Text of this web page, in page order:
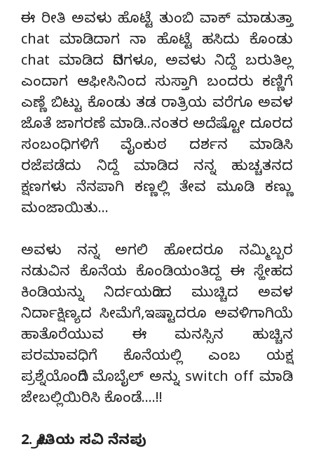
ಈ ರೀತಿ ಅವಳು ಹೊಟ್ಟೆ ತುಂಬಿ ವಾಕ್ ಮಾಡುತ್ತಾ
chat ಮಾಡಿದಾಗ ನಾ ಹೊಟ್ಟೆ ಹಸಿದು ಕೊಂಡು
chat ಮಾಡಿದ ದಿನಗಳೂ, ಅವಳು ನಿದ್ದೆ ಬರುತಿಲ್ಲ
ಎಂದಾಗ ಆಫೀಸಿನಿಂದ ಸುಸ್ತಾಗಿ ಬಂದರು ಕಣ್ಣಿಗೆ
ಎಣ್ಣೆ ಬಿಟ್ಟು ಕೊಂಡು ತಡ ರಾತ್ರಿಯ ವರೆಗೂ ಅವಳ
ಜೊತೆ ಜಾಗರಣೆ ಮಾಡಿ..ನಂತರ ಅದೆಷ್ಟೋ ದೂರದ
ಸಂಬಂಧಿಗಳಿಗೆ ವೈಂಕುಠ ದರ್ಶನ ಮಾಡಿಸಿ
ರಜೆಪಡೆದು ನಿದ್ದೆ ಮಾಡಿದ ನನ್ನ ಹುಚ್ಚತನದ
ಕ್ಷಣಗಳು ನೆನಪಾಗಿ ಕಣ್ಣಲ್ಲಿ ತೇವ ಮೂಡಿ ಕಣ್ಣು
ಮಂಜಾಯಿತು…
ಅವಳು ನನ್ನ ಅಗಲಿ ಹೋದರೂ ನಮ್ಮಿಬ್ಬರ
ನಡುವಿನ ಕೊನೆಯ ಕೊಂಡಿಯಂತಿದ್ದ ಈ ಸ್ಹೇಹದ
ಕಿಂಡಿಯನ್ನು ನಿರ್ದಯದಿಂದ ಮುಚ್ಚಿದ ಅವಳ
ನಿರ್ದಾಕ್ಷಿಣ್ಯದ ಸೀಮೆಗೆ,ಇಷ್ಟಾದರೂ ಅವಳಿಗಾಗಿಯೆ
ಹಾತೊರೆಯುವ ಈ ಮನಸ್ಸಿನ ಹುಚ್ಚಿನ
ಪರಮಾವಧಿಗೆ ಕೊನೆಯಲ್ಲಿ ಎಂಬ ಯಕ್ಷ
ಪ್ರಶ್ನೆಯೊಂದಿಗೆ ಮೊಬೈಲ್ ಅನ್ನು switch off ಮಾಡಿ
ಜೇಬಲ್ಲಿಯಿರಿಸಿ ಕೊಂಡೆ….!!
2. ಪ್ರೀತಿಯ ಸವಿ ನೆನಪು